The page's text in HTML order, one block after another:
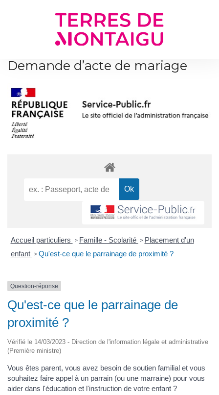
Demande d’acte de mariage
Accueil particuliers > Famille - Scolarité > Placement d'un
enfant > Qu'est-ce que le parrainage de proximité ?
Question-réponse
Qu'est-ce que le parrainage de
proximité ?
Vérifié le 14/03/2023 - Direction de l'information légale et administrative
(Première ministre)
Vous êtes parent, vous avez besoin de soutien familial et vous
souhaitez faire appel à un parrain (ou une marraine) pour vous
aider dans l'éducation et l'instruction de votre enfant ?